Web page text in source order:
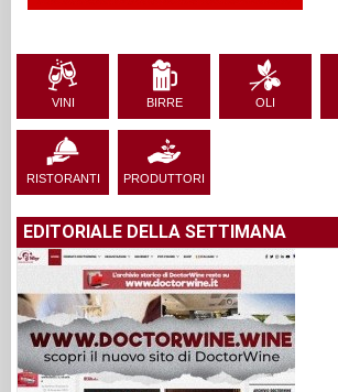
VINI BIRRE OLI
RISTORANTI PRODUTTORI
EDITORIALE DELLA SETTIMANA